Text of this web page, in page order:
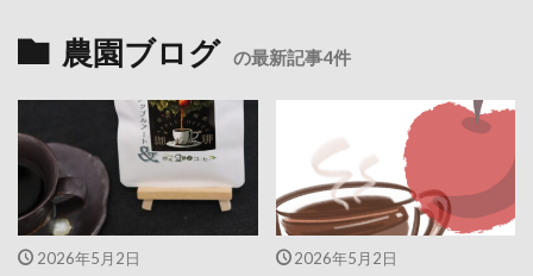
農園ブログ の最新記事4件
2026年5月2日 2026年5月2日